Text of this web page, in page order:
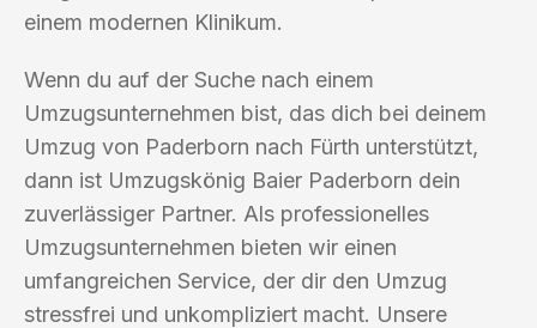
einem modernen Klinikum.
Wenn du auf der Suche nach einem
Umzugsunternehmen bist, das dich bei deinem
Umzug von Paderborn nach Fürth unterstützt,
dann ist Umzugskönig Baier Paderborn dein
zuverlässiger Partner. Als professionelles
Umzugsunternehmen bieten wir einen
umfangreichen Service, der dir den Umzug
stressfrei und unkompliziert macht. Unsere